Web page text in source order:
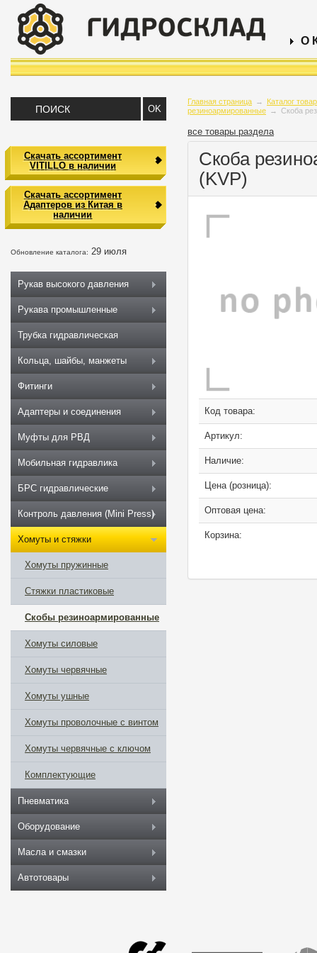
О
Главная страница →
Каталог
резиноармированные → Скоба
все товары раздела
Скоба
(KVP)
Код товара:
Артикул:
Наличие:
Цена (розница):
Оптовая цена:
Корзина:
Скачать ассортимент
VITILLO в наличии
Скачать ассортимент
Адаптеров из Китая в
наличии
Обновление каталога: 29 июля
Рукав высокого давления
Рукава промышленные
Трубка гидравлическая
Кольца, шайбы, манжеты
Фитинги
Адаптеры и соединения
Муфты для РВД
Мобильная гидравлика
БРС гидравлические
Контроль давления (Mini Press)
Хомуты и стяжки
Хомуты пружинные
Cтяжки пластиковые
Скобы резиноармированные
Хомуты силовые
Хомуты червячные
Хомуты ушные
Хомуты проволочные с винтом
Хомуты червячные с ключом
Комплектующие
Пневматика
Оборудование
Масла и смазки
Автотовары